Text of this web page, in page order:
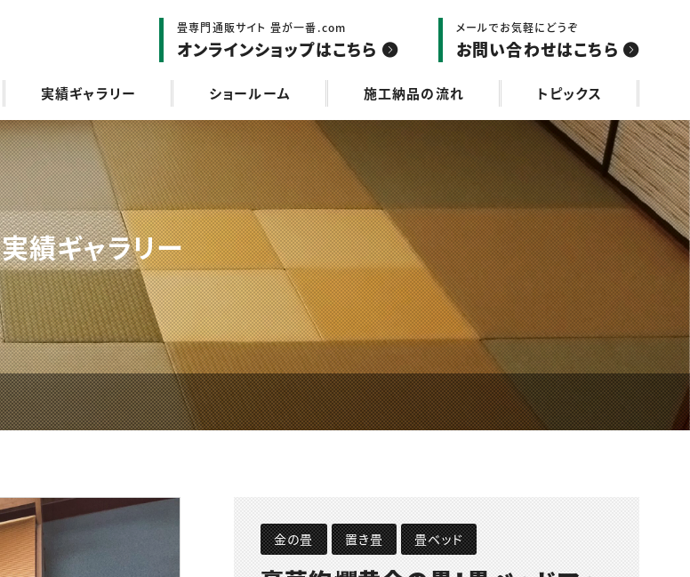
畳専門通販サイト 畳が一番.com
オンラインショップはこちら
メールでお気軽にどうぞ
お問い合わせはこちら
実績ギャラリー ショールーム 施工納品の流れ トピックス
実績ギャラリー
金の畳 置き畳 畳ベッド